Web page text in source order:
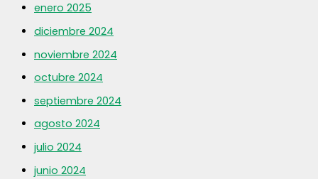
enero 2025
diciembre 2024
noviembre 2024
octubre 2024
septiembre 2024
agosto 2024
julio 2024
junio 2024